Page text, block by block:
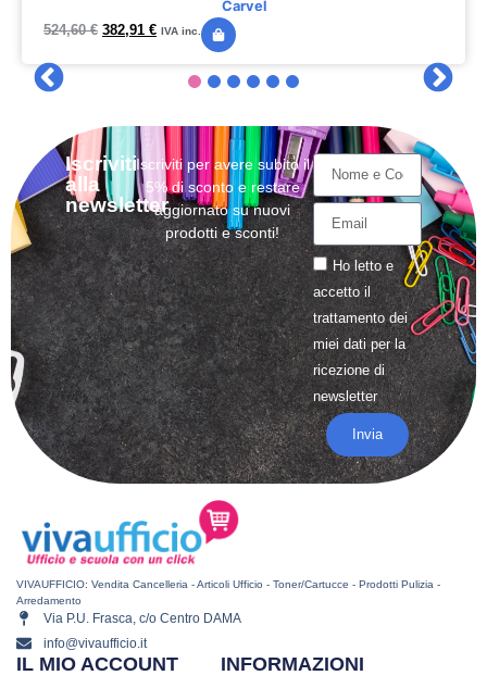
Carvel
524,60€ 382,91 € IVA inc.
Iscriviti
alla
newsletter
Iscriviti per avere subito il
5% di sconto e restare
aggiornato su nuovi
prodotti e sconti!
Ho letto e
accetto il
trattamentodei
miei dati per la
ricezione di
newsletter
Invia
VIVAUFFICIO: Vendita Cancelleria - Articoli Ufficio - Toner/Cartucce - Prodotti Pulizia -
Arredamento
Via P.U. Frasca, c/o Centro DAMA
info@vivaufficio.it
INFORMAZIONI
IL MIO ACCOUNT